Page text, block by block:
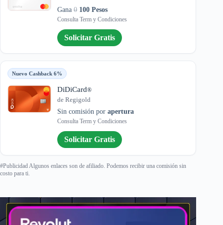
Gana 0 100 Pesos
Consulta Term y Condiciones
Solicitar Gratis
Nuevo Cashback 6%
DiDiCard®
de Regigold
Sin comisión por apertura
Consulta Term y Condiciones
Solicitar Gratis
#Publicidad Algunos enlaces son de afiliado. Podemos recibir una comisión sin
costo para ti.